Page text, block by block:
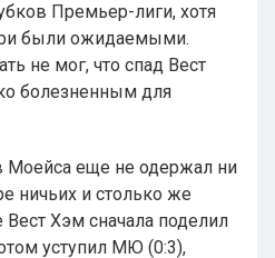
Премьер-лиги, хотя
были ожидаемыми.
не мог, что спад Вест
болезненным для
Моейса еще не одержал ни
ничьих и столько же
Хэм сначала поделил
уступил МЮ (0:3),